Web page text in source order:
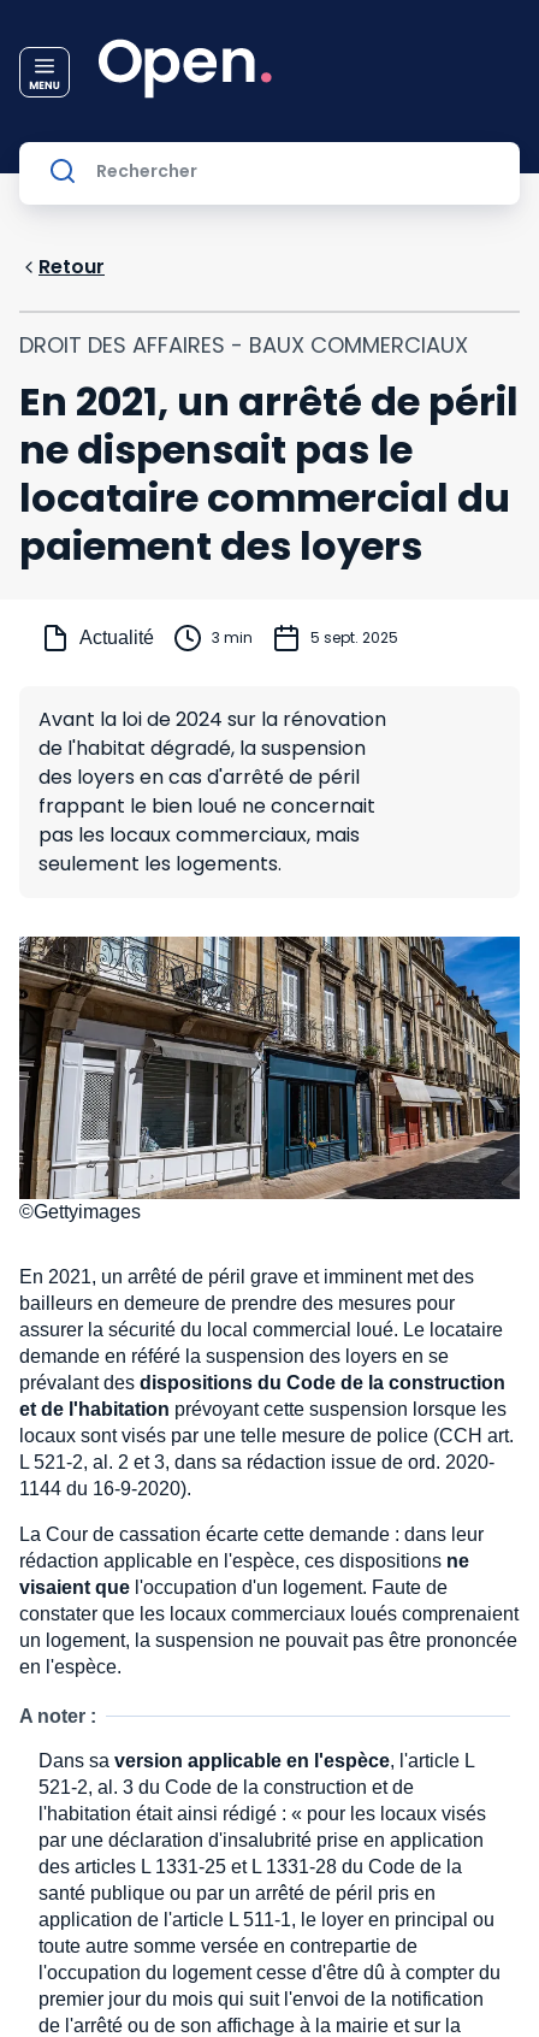
Retour
DROIT DES AFFAIRES - BAUX COMMERCIAUX
En 2021, un arrêté de péril
ne dispensait pas le
locataire commercial du
paiement des loyers
Actualité 3 min 5 sept. 2025
Avant la loi de 2024 sur la rénovation
de l'habitat dégradé, la suspension
des loyers en cas d'arrêté de péril
frappant le bien loué ne concernait
pas les locaux commerciaux, mais
seulement les logements.
©Gettyimages
En 2021, un arrêté de péril grave et imminent met des
bailleurs en demeure de prendre des mesures pour
assurer la sécurité du local commercial loué. Le locataire
demande en référé la suspension des loyers en se
prévalant des dispositions du Code de la construction
et de l'habitation prévoyant cette suspension lorsque les
locaux sont visés par une telle mesure de police (CCH art.
L 521-2, al. 2 et 3, dans sa rédaction issue de ord. 2020-
1144 du 16-9-2020).
La Cour de cassation écarte cette demande : dans leur
rédaction applicable en l'espèce, ces dispositions ne
visaient que l'occupation d'un logement. Faute de
constater que les locaux commerciaux loués comprenaient
un logement, la suspension ne pouvait pas être prononcée
en l'espèce.
A noter :
Dans sa version applicable en l'espèce, l'article L
521-2, al. 3 du Code de la construction et de
l'habitation était ainsi rédigé : « pour les locaux visés
par une déclaration d'insalubrité prise en application
des articles L 1331-25 et L 1331-28 du Code de la
santé publique ou par un arrêté de péril pris en
application de l'article L 511-1, le loyer en principal ou
toute autre somme versée en contrepartie de
l'occupation du logement cesse d'être dû à compter du
premier jour du mois qui suit l'envoi de la notification
de l'arrêté ou de son affichage à la mairie et sur la